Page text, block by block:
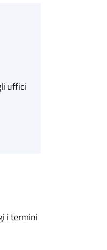
uffici
i termini